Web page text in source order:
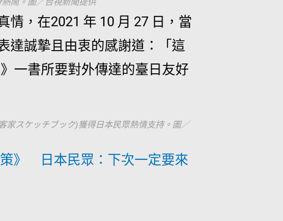
情，在2021 年 10 月 27 日，當
達誠摯且由衷的感謝道：「這
一書所要對外傳達的臺日友好
家スケッチブック)獲得日本民眾熱情支持。圖／
》 日本民眾：下次一定要來